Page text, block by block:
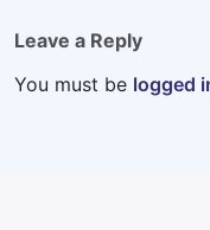
Leave a Reply
You must be logged